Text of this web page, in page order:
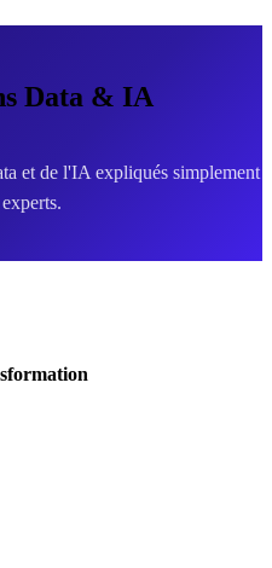
Data & IA
et de l'IA expliqués simplement